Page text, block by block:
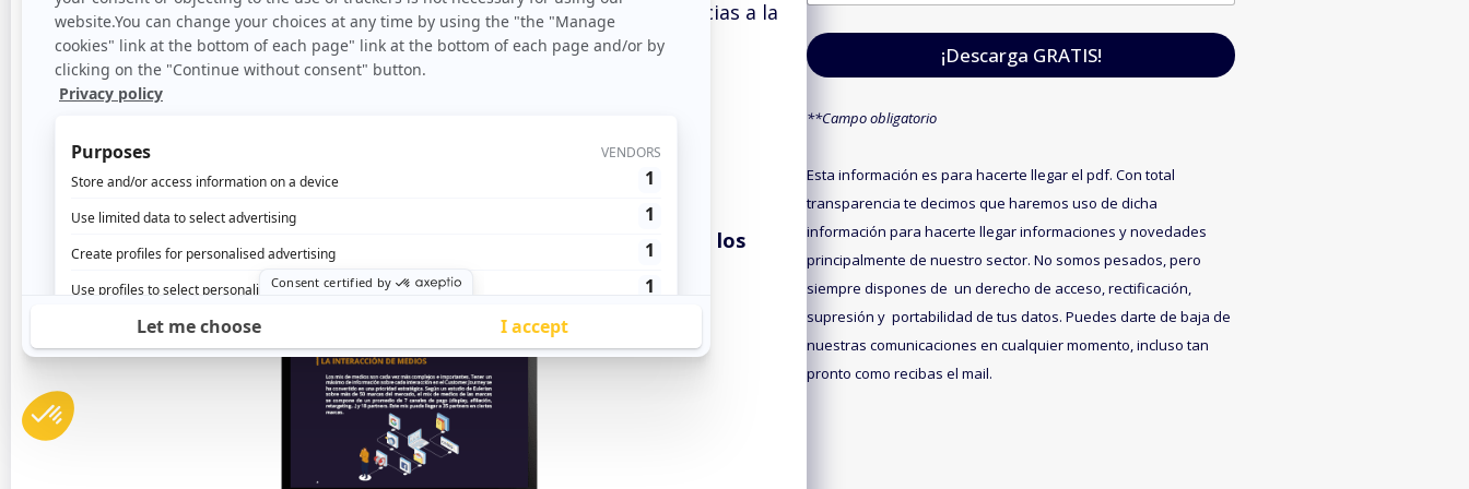
reunir el máximo conocimiento posible de sus clientes o prospects gracias a la
Identity.
3 guías Identity para descubrir:
Los métodos que existen de colecta y unificación de datos
Las buenas prácticas para beneficiarse de los datos
Con la guía n°3 vas a descubrir cómo poner los datos a disposición de los
equipos de marketing y BI y así darles las claves del crecimiento.
e
*
i
l
¡Descarga GRATIS!
**Campo obligatorio
Esta información es para hacerte llegar el pdf. Con total
transparencia te decimos que haremos uso de dicha
información para hacerte llegar informaciones y novedades
principalmente de nuestro sector. No somos pesados, pero
siempre dispones de un derecho de acceso, rectificación,
supresión y portabilidad de tus datos. Puedes darte de baja de
nuestras comunicaciones en cualquier momento, incluso tan
pronto como recibas el mail.